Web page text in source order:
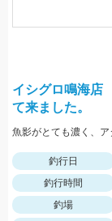
イシグロ鳴海店
て来ました。
釣行日
釣行時間
釣場